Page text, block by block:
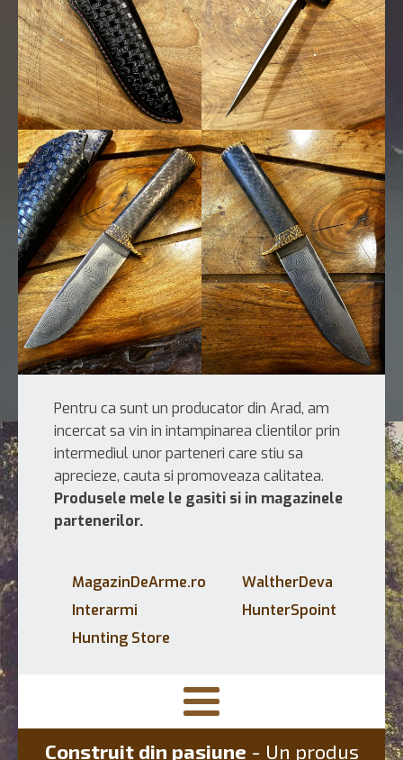
Pentru ca sunt un producator din Arad, am
incercat sa vin in intampinarea clientilor prin
intermediul unor parteneri care stiu sa
aprecieze, cauta si promoveaza calitatea.
Produsele mele le gasiti si in magazinele
partenerilor.
MagazinDeArme.ro
Interarmi
Hunting Store
WaltherDeva
HunterSpoint
Construit din pasiune - Un produs